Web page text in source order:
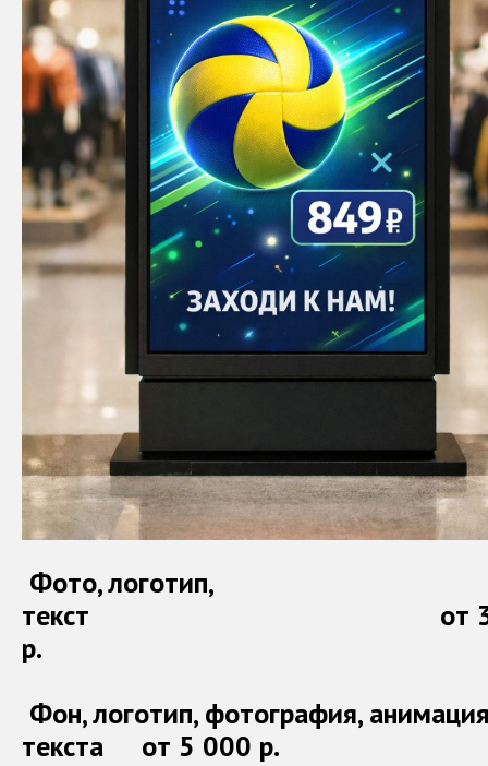
Фото, логотип,
текст от 3
р.
Фон, логотип, фотография,
текста от 5 000 р.